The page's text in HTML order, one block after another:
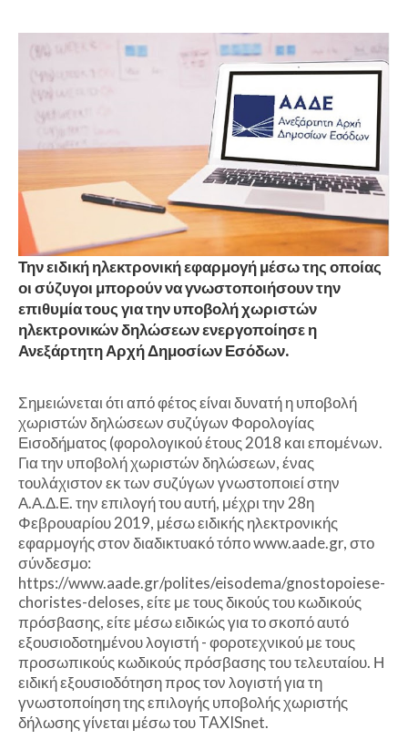
Την ειδική ηλεκτρονική εφαρμογή μέσω της οποίας
οι σύζυγοι μπορούν να γνωστοποιήσουν την
επιθυμία τους για την υποβολή χωριστών
ηλεκτρονικών δηλώσεων ενεργοποίησε η
Ανεξάρτητη Αρχή Δημοσίων Εσόδων.
Σημειώνεται ότι από φέτος είναι δυνατή η υποβολή
χωριστών δηλώσεων συζύγων Φορολογίας
Εισοδήματος (φορολογικού έτους 2018 και επομένων.
Για την υποβολή χωριστών δηλώσεων, ένας
τουλάχιστον εκ των συζύγων γνωστοποιεί στην
Α.Α.Δ.Ε. την επιλογή του αυτή, μέχρι την 28η
Φεβρουαρίου 2019, μέσω ειδικής ηλεκτρονικής
εφαρμογής στον διαδικτυακό τόπο www.aade.gr, στο
σύνδεσμο:
https://www.aade.gr/polites/eisodema/gnostopoiese-
choristes-deloses, είτε με τους δικούς του κωδικούς
πρόσβασης, είτε μέσω ειδικώς για το σκοπό αυτό
εξουσιοδοτημένου λογιστή - φοροτεχνικού με τους
προσωπικούς κωδικούς πρόσβασης του τελευταίου. Η
ειδική εξουσιοδότηση προς τον λογιστή για τη
γνωστοποίηση της επιλογής υποβολής χωριστής
δήλωσης γίνεται μέσω του TAXISnet.